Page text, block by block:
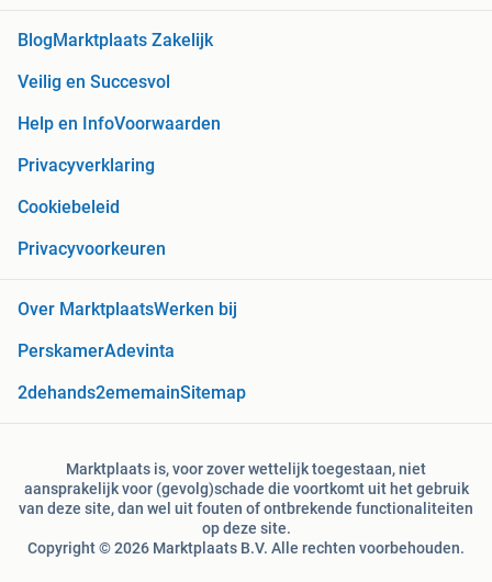
BlogMarktplaats Zakelijk
Veilig en Succesvol
Help en InfoVoorwaarden
Privacyverklaring
Cookiebeleid
Privacyvoorkeuren
Over MarktplaatsWerken bij
PerskamerAdevinta
2dehands2ememainSitemap
Marktplaats is, voor zover wettelijk toegestaan, niet
aansprakelijk voor (gevolg)schade die voortkomt uit het gebruik
van deze site, dan wel uit fouten of ontbrekende functionaliteiten
op deze site.
Copyright © 2026 Marktplaats B.V. Alle rechten voorbehouden.